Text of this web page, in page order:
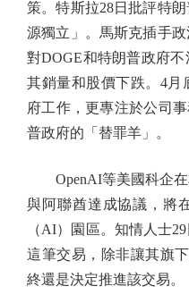
策。特斯拉28日批評特
源獨立」。馬斯克插手
對DOGE和特朗普政府
其銷量和股價下跌。4月
府工作，更專注於公司
普政府的「替罪羊」。
OpenAI等美國科企在
與阿聯酋達成協議，將
（AI）園區。知情人士
這筆交易，除非讓其旗
終還是決定推進該交易。